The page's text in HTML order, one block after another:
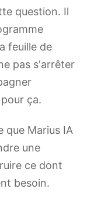
question. Il
feuille de
pas s'arrêter
ça.
que Marius IA
une
ce dont
besoin.